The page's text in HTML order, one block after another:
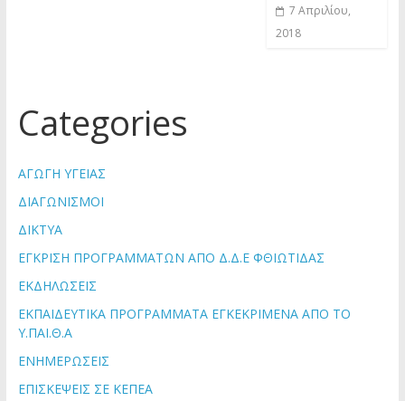
7 Απριλίου,
2018
Categories
ΑΓΩΓΗ ΥΓΕΙΑΣ
ΔΙΑΓΩΝΙΣΜΟΙ
ΔΙΚΤΥΑ
ΕΓΚΡΙΣΗ ΠΡΟΓΡΑΜΜΑΤΩΝ ΑΠΟ Δ.Δ.Ε ΦΘΙΩΤΙΔΑΣ
ΕΚΔΗΛΩΣΕΙΣ
ΕΚΠΑΙΔΕΥΤΙΚΑ ΠΡΟΓΡΑΜΜΑΤΑ ΕΓΚΕΚΡΙΜΕΝΑ ΑΠΟ ΤΟ
Υ.ΠΑΙ.Θ.Α
ΕΝΗΜΕΡΩΣΕΙΣ
ΕΠΙΣΚΕΨΕΙΣ ΣΕ ΚΕΠΕΑ